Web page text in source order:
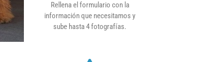
Rellena el formulario con la
información que necesitamos y
sube hasta 4 fotografías.